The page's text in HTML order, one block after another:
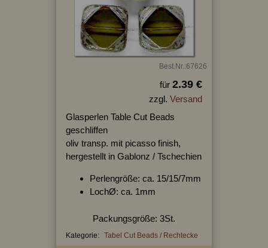
Best.Nr.:67626
für 2.39 €
zzgl. Versand
Glasperlen Table Cut Beads
geschliffen
oliv transp. mit picasso finish,
hergestellt in Gablonz / Tschechien
Perlengröße: ca. 15/15/7mm
LochØ: ca. 1mm
Packungsgröße: 3St.
Kategorie: Tabel Cut Beads / Rechtecke